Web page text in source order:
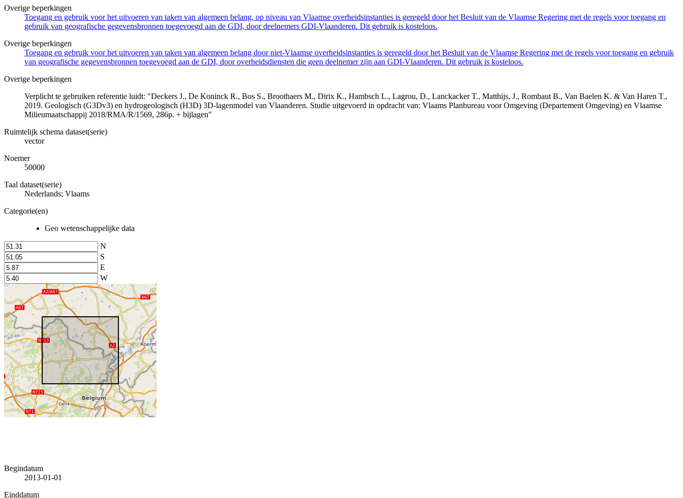
Overige beperkingen
Toegang en gebruik voor het uitvoeren van taken van algemeen belang, op niveau van Vlaamse overheidsinstanties is geregeld door het Besluit van de Vlaamse Regering met de regels voor toegang en
gebruik van geografische gegevensbronnen toegevoegd aan de GDI, door deelnemers GDI-Vlaanderen. Dit gebruik is kosteloos.
Overige beperkingen
Toegang en gebruik voor het uitvoeren van taken van algemeen belang door niet-Vlaamse overheidsinstanties is geregeld door het Besluit van de Vlaamse Regering met de regels voor toegang en gebruik
van geografische gegevensbronnen toegevoegd aan de GDI, door overheidsdiensten die geen deelnemer zijn aan GDI-Vlaanderen. Dit gebruik is kosteloos.
Overige beperkingen
Verplicht te gebruiken referentie luidt: "Deckers J., De Koninck R., Bos S., Broothaers M., Dirix K., Hambsch L., Lagrou, D., Lanckacker T., Matthijs, J., Rombaut B., Van Baelen K. & Van Haren T.,
2019. Geologisch (G3Dv3) en hydrogeologisch (H3D) 3D-lagenmodel van Vlaanderen. Studie uitgevoerd in opdracht van: Vlaams Planbureau voor Omgeving (Departement Omgeving) en Vlaamse
Milieumaatschappij 2018/RMA/R/1569, 286p. + bijlagen"
Ruimtelijk schema dataset(serie)
vector
Noemer
50000
Taal dataset(serie)
Nederlands; Vlaams
Categorie(en)
Geo wetenschappelijke data
N
S
E
W
Begindatum
2013-01-01
Einddatum